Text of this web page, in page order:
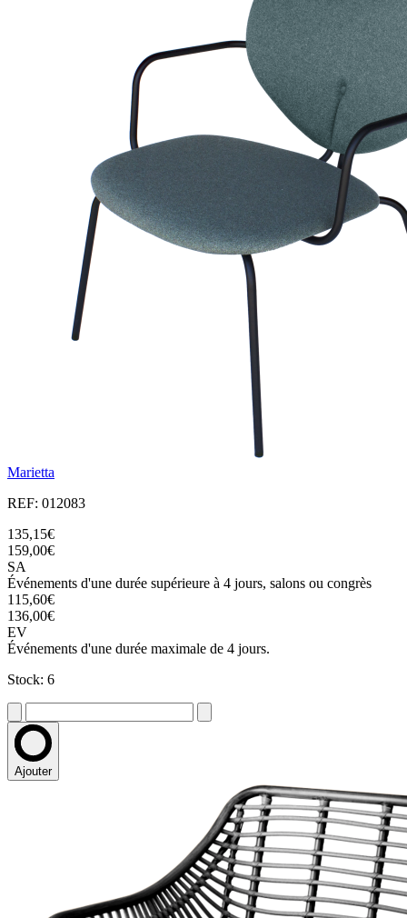
Marietta
REF: 012083
135,15€
159,00€
SA
Événements d'une durée supérieure à 4 jours, salons ou congrès
115,60€
136,00€
EV
Événements d'une durée maximale de 4 jours.
Stock: 6
Ajouter